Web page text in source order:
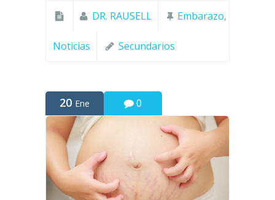
DR. RAUSELL Embarazo,
Noticias Secundarios
20 Ene 0